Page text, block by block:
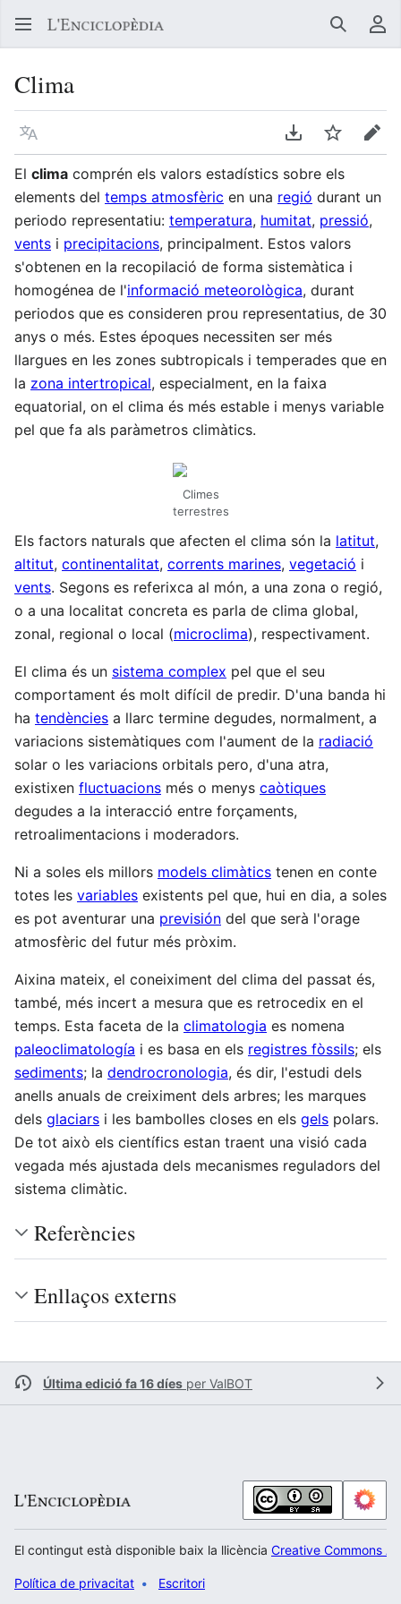
Buscar
Clima
Llegir en un atre idioma Descarregar en
Vigilar
El clima comprén els valors estadístics sobre els
elements del temps atmosfèric en una regió durant un
periodo representatiu: temperatura, humitat, pressió,
vents i precipitacions, principalment. Estos valors
s'obtenen en la recopilació de forma sistemàtica i
homogénea de l'informació meteorològica, durant
periodos que es consideren prou representatius, de 30
anys o més. Estes époques necessiten ser més
llargues en les zones subtropicals i temperades que en
la zona intertropical, especialment, en la faixa
equatorial, on el clima és més estable i menys variable
pel que fa als paràmetros climàtics.
Climes
terrestres
Els factors naturals que afecten el clima són la latitut,
altitut, continentalitat, corrents marines, vegetació i
vents. Segons es referixca al món, a una zona o regió,
o a una localitat concreta es parla de clima global,
zonal, regional o local (microclima), respectivament.
El clima és un sistema complex pel que el seu
comportament és molt difícil de predir. D'una banda hi
ha tendències a llarc termine degudes, normalment, a
variacions sistemàtiques com l'aument de la radiació
solar o les variacions orbitals pero, d'una atra,
existixen fluctuacions més o menys caòtiques
degudes a la interacció entre forçaments,
retroalimentacions i moderadors.
Ni a soles els millors models climàtics tenen en conte
totes les variables existents pel que, hui en dia, a soles
es pot aventurar una previsión del que serà l'orage
atmosfèric del futur més pròxim.
Aixina mateix, el coneiximent del clima del passat és,
també, més incert a mesura que es retrocedix en el
temps. Esta faceta de la climatologia es nomena
paleoclimatología i es basa en els registres fòssils; els
sediments; la dendrocronologia, és dir, l'estudi dels
anells anuals de creiximent dels arbres; les marques
dels glaciars i les bambolles closes en els gels polars.
De tot això els científics estan traent una visió cada
vegada més ajustada dels mecanismes reguladors del
sistema climàtic.
Referències
Enllaços externs
Última edició fa 16 díes per ValBOT
El contingut està disponible baix la llicència Creative Commons
Política de privacitat Escritori